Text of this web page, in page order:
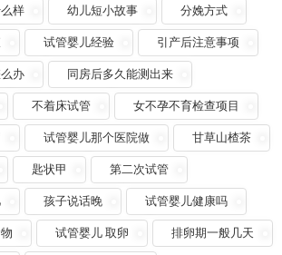
样 幼儿短小故事 分娩方式
试管婴儿经验 引产后注意事项
办 同房后多久能测出来
不着床试管 女不孕不育检查项目
试管婴儿那个医院做 甘草山楂茶
匙状甲 第二次试管
孩子说话晚 试管婴儿健康吗
试管婴儿 取卵 排卵期一般几天